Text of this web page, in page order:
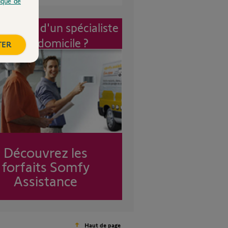
d'un spécialiste
à mon domicile ?
Découvrez les
forfaits Somfy
Assistance
Haut de page